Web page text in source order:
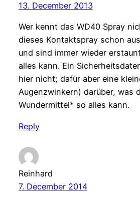
13. December 2013
Wer kennt das WD40 Spray
dieses Kontaktspray schon
und sind immer wieder
alles kann. Ein
hier nicht; dafür aber eine
Augenzwinkern) darüber, was
Wundermittel* so alles kann.
Reply
Reinhard
7. December 2014